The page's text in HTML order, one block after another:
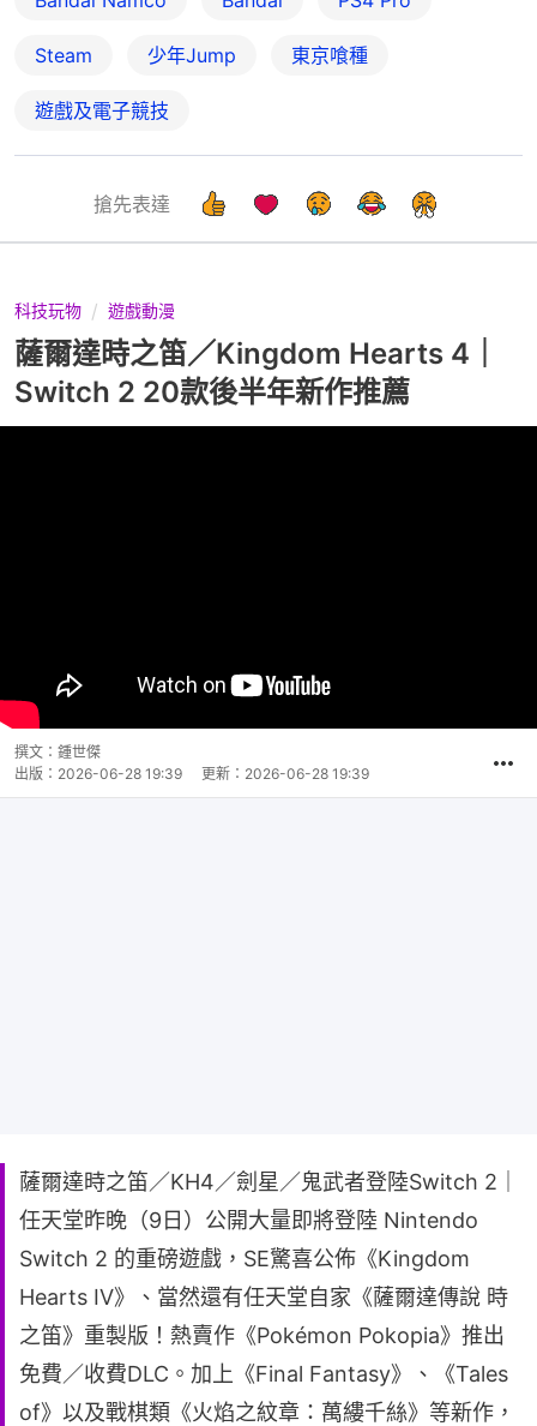
Steam 少年Jump 東京喰種
遊戲及電子競技
搶先表達
科技玩物 遊戲動漫
薩爾達時之笛／Kingdom Hearts 4｜
Switch 2 20款後半年新作推薦
撰文： 鍾世傑
出版： 2026-06-28 19:39 更新： 2026-06-28 19:39
薩爾達時之笛／KH4／劍星／鬼武者登陸Switch 2｜
任天堂昨晚（9日）公開大量即將登陸 Nintendo
Switch 2 的重磅遊戲，SE驚喜公佈《Kingdom
Hearts IV》、當然還有任天堂自家《薩爾達傳說 時
之笛》重製版！熱賣作《Pokémon Pokopia》推出
免費／收費DLC。加上《Final Fantasy》、《Tales
of》以及戰棋類《火焰之紋章：萬縷千絲》等新作，